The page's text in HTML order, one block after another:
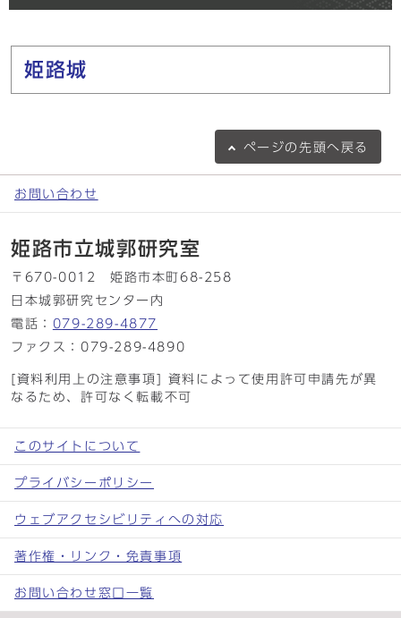
メインメニュー
姫路城
ページの 先頭へ戻る
お問い合わせ
姫路市立城郭研究室
〒670-0012 姫路市本町68-258
日本城郭研究センター内
電話： 079-289-4877
ファクス：079-289-4890
[資料利用上の注意事項] 資料によって使用許可申請先が異
なるため、許可なく転載不可
このサイトについて
プライバシーポリシー
ウェブアクセシビリティへの対応
著作権・リンク・免責事項
お問い合わせ窓口一覧